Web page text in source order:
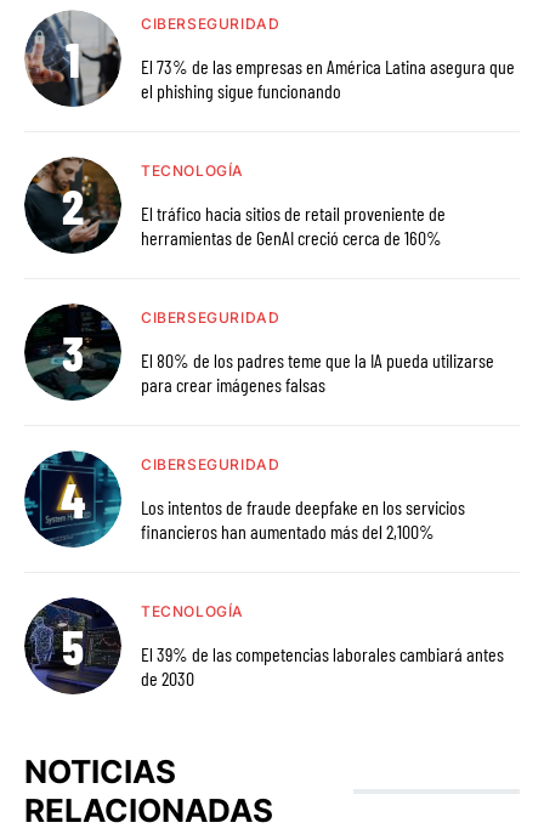
CIBERSEGURIDAD
El 73% de las empresas en América Latina asegura que
el phishing sigue funcionando
TECNOLOGÍA
El tráfico hacia sitios de retail proveniente de
herramientas de GenAI creció cerca de 160%
CIBERSEGURIDAD
El 80% de los padres teme que la IA pueda utilizarse
para crear imágenes falsas
CIBERSEGURIDAD
Los intentos de fraude deepfake en los servicios
financieros han aumentado más del 2,100%
TECNOLOGÍA
El 39% de las competencias laborales cambiará antes
de 2030
NOTICIAS
RELACIONADAS